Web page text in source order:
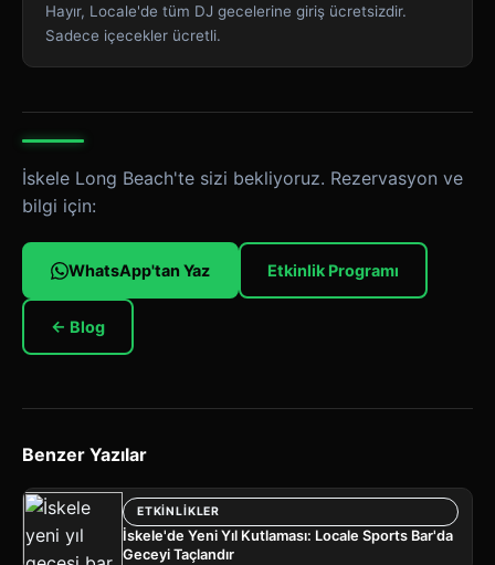
Hayır, Locale'de tüm DJ gecelerine giriş ücretsizdir.
Sadece içecekler ücretli.
İskele Long Beach'te sizi bekliyoruz. Rezervasyon ve
bilgi için:
WhatsApp'tan Yaz Etkinlik Programı
← Blog
Benzer Yazılar
ETKINLIKLER
İskele'de Yeni Yıl Kutlaması: Locale Sports Bar'da
Geceyi Taçlandır